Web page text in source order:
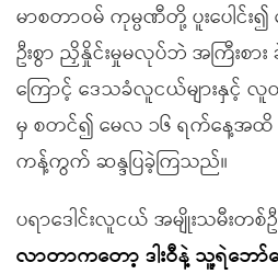
မာစတာဝမ် ကုမ္ပဏီတို့ ပူးပေါင်
ဦးစွာ ညှိနှိုင်းမှုမလုပ်ဘဲ အကြီးစား
ကြောင့် ဒေသခံလူငယ်များနှင့်
မှ စတင်၍ မေလ ၁၆ ရက်နေ့အထိ
ကန့်ကွက် ဆန္ဒပြခဲ့ကြသည်။
ပရာဒေါင်းလူငယ် အမျိုးသမီးတစ်
လာတာကတော့ ဒါးဝီနဲ့ သူ့ရဲဘော်